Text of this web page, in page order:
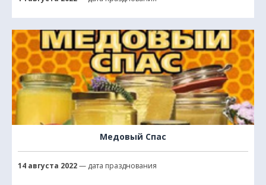
Медовый Спас
14 августа 2022— дата празднования